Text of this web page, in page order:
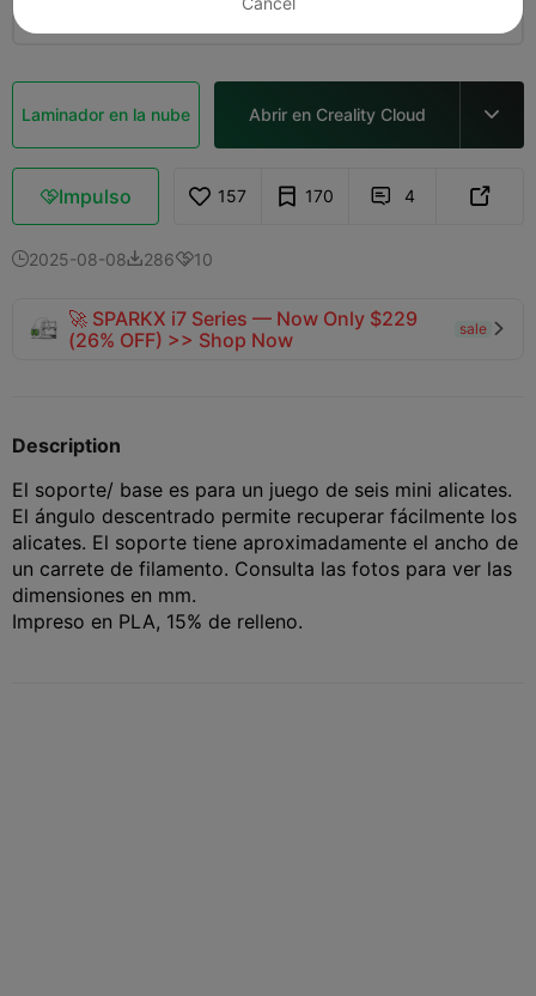
Laminador en la nube Abrir en Creality Cloud 
Impulso 157 170  4 
2025-08-0828610
🚀 SPARKX i7 Series — Now Only $229
(26% OFF) >> Shop Now
sale 
Description
El soporte/ base es para un juego de seis mini alicates.
El ángulo descentrado permite recuperar fácilmente los
alicates. El soporte tiene aproximadamente el ancho de
un carrete de filamento. Consulta las fotos para ver las
dimensiones en mm.
Impreso en PLA, 15% de relleno.